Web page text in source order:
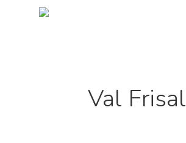
Val Frisal